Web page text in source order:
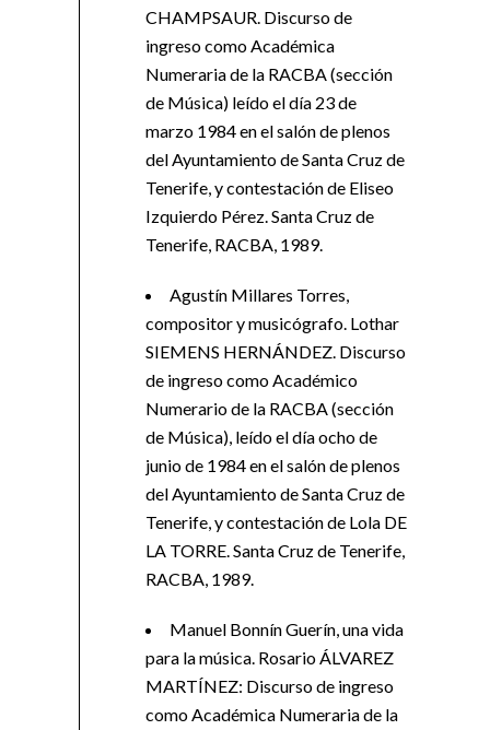
CHAMPSAUR. Discurso de
ingreso como Académica
Numeraria de la RACBA (sección
de Música) leído el día 23 de
marzo 1984 en el salón de plenos
del Ayuntamiento de Santa Cruz de
Tenerife, y contestación de Eliseo
Izquierdo Pérez. Santa Cruz de
Tenerife, RACBA, 1989.
Agustín Millares Torres,
compositor y musicógrafo. Lothar
SIEMENS HERNÁNDEZ. Discurso
de ingreso como Académico
Numerario de la RACBA (sección
de Música), leído el día ocho de
junio de 1984 en el salón de plenos
del Ayuntamiento de Santa Cruz de
Tenerife, y contestación de Lola DE
LA TORRE. Santa Cruz de Tenerife,
RACBA, 1989.
Manuel Bonnín Guerín, una vida
para la música. Rosario ÁLVAREZ
MARTÍNEZ: Discurso de ingreso
como Académica Numeraria de la